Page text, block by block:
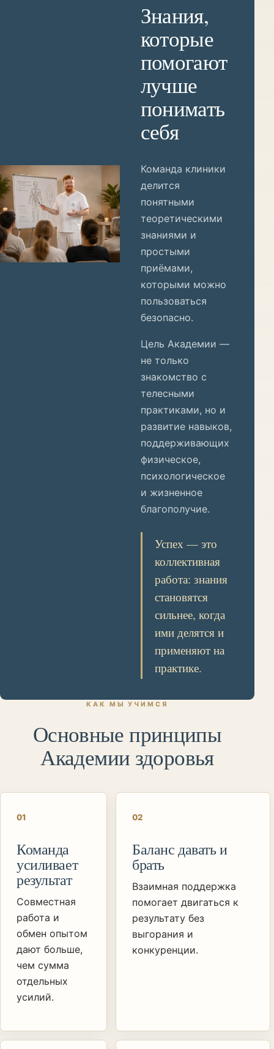
Знания,
которые
помогают
лучше
понимать
себя
Команда клиники
делится
понятными
теоретическими
знаниями и
простыми
приёмами,
которыми можно
пользоваться
безопасно.
Цель Академии —
не только
знакомство с
телесными
практиками, но и
развитие навыков,
поддерживающих
физическое,
психологическое
и жизненное
благополучие.
Успех — это
коллективная
работа: знания
становятся
сильнее, когда
ими делятся и
применяют на
практике.
КАК МЫ УЧИМСЯ
Основные принципы
Академии здоровья
01
Команда
усиливает
результат
Совместная
работа и
обмен опытом
дают больше,
чем сумма
отдельных
усилий.
02
Баланс давать и
брать
Взаимная поддержка
помогает двигаться к
результату без
выгорания и
конкуренции.